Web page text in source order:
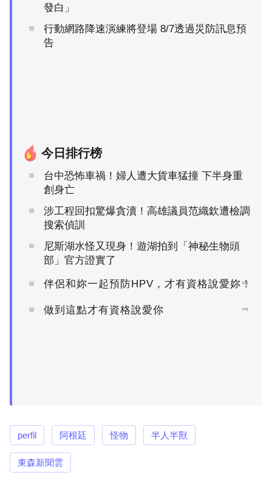
發白」
行動網路降速演練將登場 8/7透過災防訊息預
告
今日排行榜
台中恐怖車禍！婦人遭大貨車猛撞 下半身重
創身亡
涉工程回扣驚爆貪瀆！高雄議員范織欽遭檢調
搜索偵訓
尼斯湖水怪又現身！遊湖拍到「神秘生物頭
部」官方證實了
伴侶和妳一起預防HPV，才有資格說愛妳！
PR
做到這點才有資格說愛你 PR
perfil 阿根廷 怪物 半人半獸
東森新聞雲